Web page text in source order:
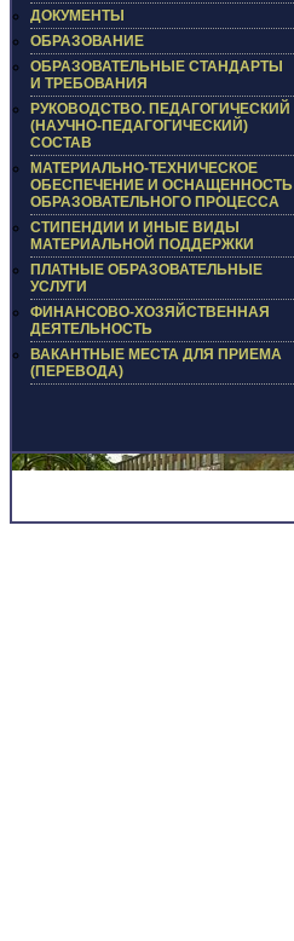
ДОКУМЕНТЫ
ОБРАЗОВАНИЕ
ОБРАЗОВАТЕЛЬНЫЕ СТАНДАРТЫ
И ТРЕБОВАНИЯ
РУКОВОДСТВО. ПЕДАГОГИЧЕСКИЙ
(НАУЧНО-ПЕДАГОГИЧЕСКИЙ)
СОСТАВ
МАТЕРИАЛЬНО-ТЕХНИЧЕСКОЕ
ОБЕСПЕЧЕНИЕ И ОСНАЩЕННОСТЬ
ОБРАЗОВАТЕЛЬНОГО ПРОЦЕССА
СТИПЕНДИИ И ИНЫЕ ВИДЫ
МАТЕРИАЛЬНОЙ ПОДДЕРЖКИ
ПЛАТНЫЕ ОБРАЗОВАТЕЛЬНЫЕ
УСЛУГИ
ФИНАНСОВО-ХОЗЯЙСТВЕННАЯ
ДЕЯТЕЛЬНОСТЬ
ВАКАНТНЫЕ МЕСТА ДЛЯ ПРИЕМА
(ПЕРЕВОДА)